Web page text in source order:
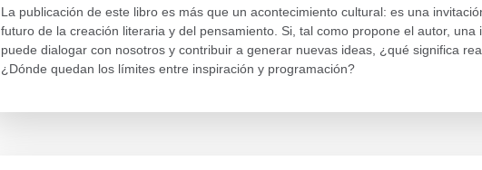
La publicación de este libro es más que un acontecimiento cultural: es una
futuro de la creación literaria y del pensamiento. Si, tal como propone el autor, una
puede dialogar con nosotros y contribuir a generar nuevas ideas, ¿qué significa
¿Dónde quedan los límites entre inspiración y programación?